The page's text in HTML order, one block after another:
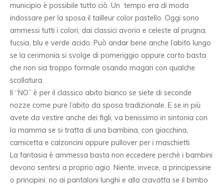
municipio è possibile tutto ciò. Un tempo era di moda
indossare per la sposa il tailleur color pastello. Oggi sono
ammessi tutti i colori, dai classici avorio e celeste al prugna,
fucsia, blu e verde acido. Può andar bene anche l’abito lungo
se la cerimonia si svolge di pomeriggio oppure corto basta
che non sia troppo formale osando magari con qualche
scollatura.
Il “NO” è per il classico abito bianco se siete di seconde
nozze come pure l’abito da sposa tradizionale. E se in più
avete da vestire anche dei figli, va benissimo in sintonia con
la mamma se si tratta di una bambina, con giacchina,
camicetta e calzoncini oppure pullover per i maschietti.
La fantasia è ammessa basta non eccedere perchè i bambini
devono sentirsi a proprio agio. Niente, invece, a principessine
o principini: no ai pantaloni lunghi e alla cravatta se il bimbo